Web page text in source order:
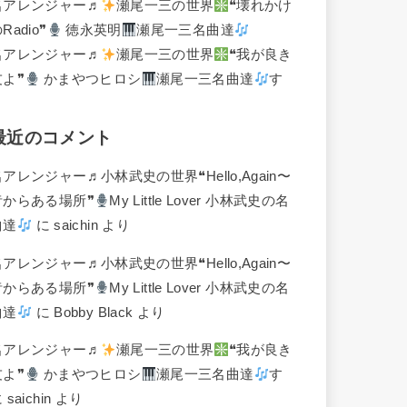
アレンジャー♬ 瀬尾一三の世界
❝壊れかけ
Radio❞
徳永英明
瀬尾一三名曲達
アレンジャー♬
瀬尾一三の世界
❝我が良き
よ❞
かまやつヒロシ 瀬尾一三名曲達 す
近のコメント
アレンジャー♬ 小林武史の世界❝Hello,Again〜
からある場所❞
My Little Lover 小林武史の名
にsaichinより
アレンジャー♬ 小林武史の世界❝Hello,Again〜
からある場所❞
My Little Lover 小林武史の名
に Bobby Black より
アレンジャー♬ 瀬尾一三の世界
❝我が良き
よ❞
かまやつヒロシ 瀬尾一三名曲達
す
saichin より